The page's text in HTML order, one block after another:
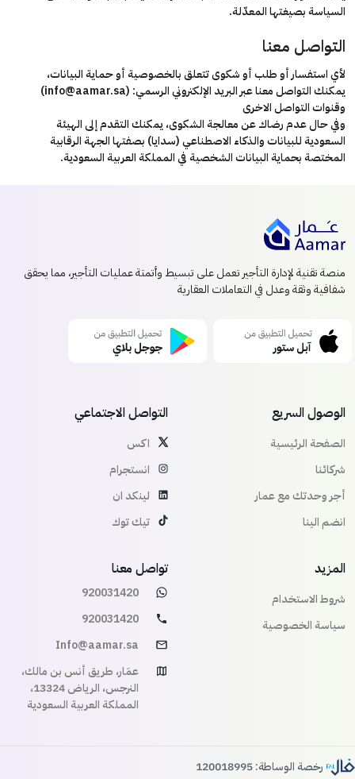
السياسة بصيغتها المعدّلة.
التواصل معنا
لأي استفسار أو طلب أو شكوى تتعلق بالخصوصية أو حماية البيانات،
يمكنك التواصل معنا عبر البريد الإلكتروني الرسمي: (info@aamar.sa)
وقنوات التواصل الاخرى
وفي حال عدم رضاك عن معالجة الشكوى، يمكنك التقدم إلى الهيئة
السعودية للبيانات والذكاء الاصطناعي (سدايا) بصفتها الجهة الرقابية
المختصة بحماية البيانات الشخصية في المملكة العربية السعودية.
منصة تقنية لإدارة التأجير تعمل على تبسيط وأتمتة عمليات التأجير، مما يحقق
شفافية وثقة وعدل في التعاملات العقارية
الوصول السريع
الصفحة الرئيسية
شركائنا
أجر وحدتك مع عمار
انضم الينا
التواصل الاجتماعي
اكس
انستجرام
لينكد ان
تيك توك
المزيد
شروط الاستخدام
سياسة الخصوصية
تواصل معنا
920031420
920031420
Info@aamar.sa
عمَار، طريق أنس بن مالك،
النرجس، الرياض 13324،
المملكة العربية السعودية
رخصة الوساطة: 120018995